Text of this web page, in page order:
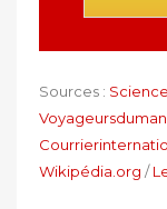
Sources :
Wikipédia.org /